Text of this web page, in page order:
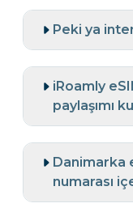
Peki ya
iRoamly
paylaşımı
Danimarka
numarası